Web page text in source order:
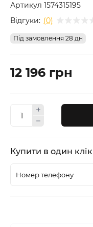
Артикул 1574315195
Відгуки: (0)
Під замовлення 28 дн
12 196 грн
Купити в один клік